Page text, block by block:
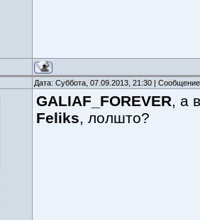
Дата: Суббота, 07.09.2013, 21:30 |
GALIAF_FOREVER, а
Feliks, лолшто?